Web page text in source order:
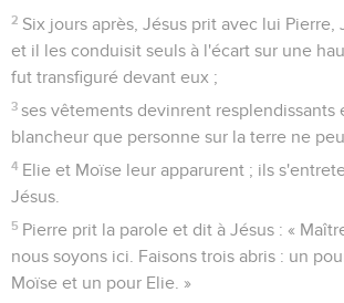
2 Six jours après, Jésus prit avec lui Pierre,
et il les conduisit seuls à l'écart sur une
fut transfiguré devant eux ;
3 ses vêtements devinrent resplendissants
blancheur que personne sur la terre ne
4 Elie et Moïse leur apparurent ; ils
Jésus.
5 Pierre prit la parole et dit à Jésus : «
nous soyons ici. Faisons trois abris : un
Moïse et un pour Elie. »